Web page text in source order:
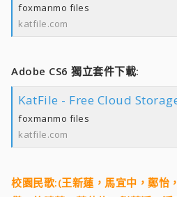
foxmanmo files
katfile.com
Adobe CS6 獨立套件下載:
KatFile - Free Cloud
foxmanmo files
katfile.com
校園民歌:(王新蓮，馬宜中，鄭怡